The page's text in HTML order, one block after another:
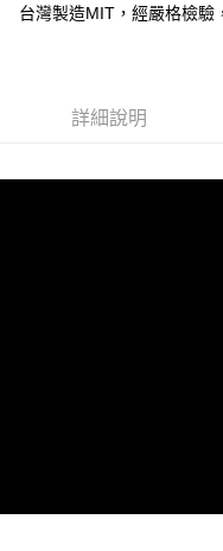
台灣製造MIT，經嚴格檢驗
詳細說明